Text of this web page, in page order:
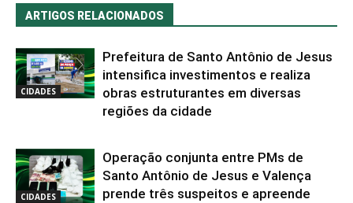
ARTIGOS RELACIONADOS
CIDADES
Prefeitura de Santo Antônio de Jesus
intensifica investimentos e realiza
obras estruturantes em diversas
regiões da cidade
CIDADES
Operação conjunta entre PMs de
Santo Antônio de Jesus e Valença
prende três suspeitos e apreende